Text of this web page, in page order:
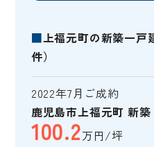
■上福元町の新築一戸
件）
2022年7月ご成約
鹿児島市上福元町 新
100.2万円/坪